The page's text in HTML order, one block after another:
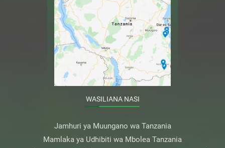
WASILIANA NASI
Jamhuri ya Muungano wa Tanzania
Mamlaka ya Udhibiti wa Mbolea Tanzania